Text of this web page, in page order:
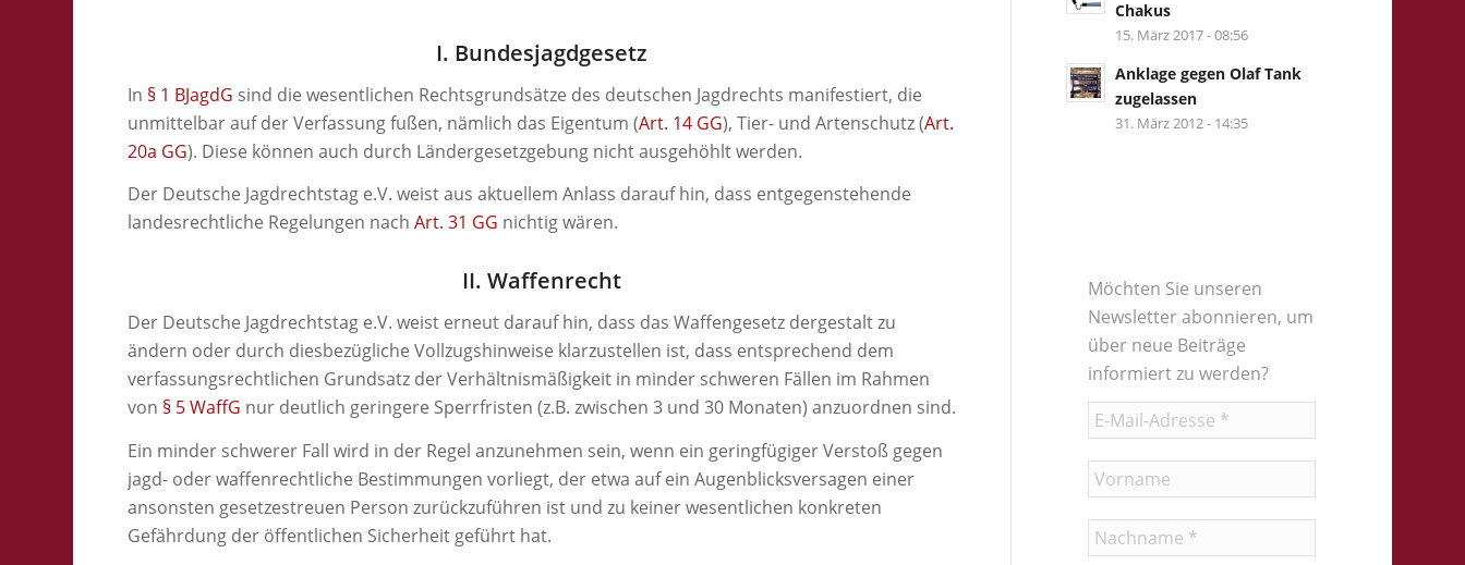
I. Bundesjagdgesetz
In § 1 BJagdG sind die wesentlichen Rechtsgrundsätze des deutschen Jagdrechts manifestiert, die
unmittelbar auf der Verfassung fußen, nämlich das Eigentum (Art. 14 GG), Tier- und Artenschutz (Art.
20a GG). Diese können auch durch Ländergesetzgebung nicht ausgehöhlt werden.
Der Deutsche Jagdrechtstag e.V. weist aus aktuellem Anlass darauf hin, dass entgegenstehende
landesrechtliche Regelungen nachArt. 31 GG nichtig wären.
II. Waffenrecht
Der Deutsche Jagdrechtstag e.V. weist erneut darauf hin, dass das Waffengesetz dergestalt zu
ändern oder durch diesbezügliche Vollzugshinweise klarzustellen ist, dass entsprechend dem
verfassungsrechtlichen Grundsatz der Verhältnismäßigkeit in minder schweren Fällen im Rahmen
von § 5 WaffG nur deutlich geringere Sperrfristen (z.B. zwischen 3 und 30 Monaten) anzuordnen sind.
Ein minder schwerer Fall wird in der Regel anzunehmen sein, wenn ein geringfügiger Verstoß gegen
jagd- oder waffenrechtliche Bestimmungen vorliegt, der etwa auf ein Augenblicksversagen einer
ansonsten gesetzestreuen Person zurückzuführen ist und zu keiner wesentlichen konkreten
Gefährdung der öffentlichen Sicherheit geführt hat.
Chakus
15. März 2017 - 08:56
Anklage gegen Olaf Tank
zugelassen
31. März 2012 - 14:35
Möchten Sie unseren
Newsletter abonnieren, um
über neue Beiträge
informiert zu werden?